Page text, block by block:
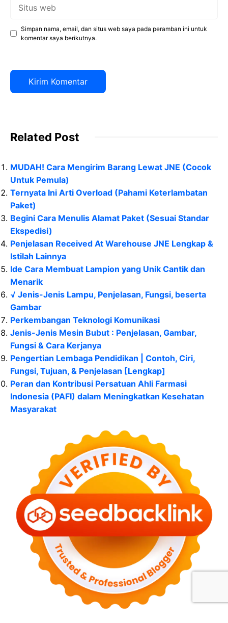
Simpan nama, email, dan situs web saya pada peramban ini untuk
komentar saya berikutnya.
Related Post
MUDAH! Cara Mengirim Barang Lewat JNE (Cocok
Untuk Pemula)
Ternyata Ini Arti Overload (Pahami Keterlambatan
Paket)
Begini Cara Menulis Alamat Paket (Sesuai Standar
Ekspedisi)
Penjelasan Received At Warehouse JNE Lengkap &
Istilah Lainnya
Ide Cara Membuat Lampion yang Unik Cantik dan
Menarik
√ Jenis-Jenis Lampu, Penjelasan, Fungsi, beserta
Gambar
Perkembangan Teknologi Komunikasi
Jenis-Jenis Mesin Bubut : Penjelasan, Gambar,
Fungsi & Cara Kerjanya
Pengertian Lembaga Pendidikan | Contoh, Ciri,
Fungsi, Tujuan, & Penjelasan [Lengkap]
Peran dan Kontribusi Persatuan Ahli Farmasi
Indonesia (PAFI) dalam Meningkatkan Kesehatan
Masyarakat